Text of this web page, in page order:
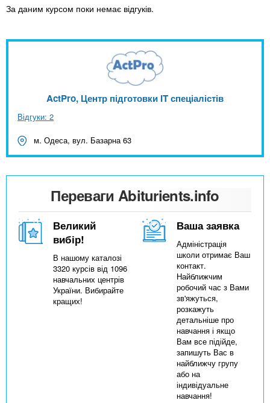
За даним курсом поки немає відгуків.
ActPro, Центр підготовки IT спеціалістів
Відгуки: 2
м. Одеса, вул. Базарна 63
Переваги Abiturients.info
Великий
вибір!
В нашому каталозі
3320 курсів від 1096
навчальних центрів
України. Вибирайте
кращих!
Ваша заявка
Адміністрація
школи отримає Ваш
контакт.
Найближчим
робочий час з Вами
зв'яжуться,
розкажуть
детальніше про
навчання і якщо
Вам все підійде,
запишуть Вас в
найближчу групу
або на
індивідуальне
навчання!